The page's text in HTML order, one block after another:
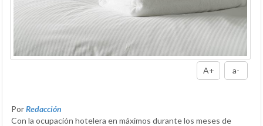
A+ a-
PorRedacción
Con la ocupación hotelera en máximos durante los meses de